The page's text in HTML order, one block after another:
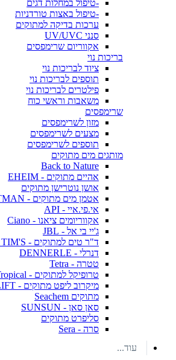
-טיפול במחלות דגים
-טיפול באצות טורדניות
ערכות בדיקה למתוקים
סנני UV/UVC
אקווריום שרימפסים
בריכות נוי
ציוד לבריכות נוי
תוספים לבריכות נוי
פילטרים לבריכות נוי
משאבות וראשי כוח
שרימפסים
מזון לשרימפסים
מצעים לשרימפסים
תוספים לשרימפסים
מותגים מים מתוקים
Back to Nature
אהיים מתוקים - EHEIM
אושן נוטרישן מתוקים
אטמן מים מתוקים - ATMAN
אי.פי.איי - API
אקווריומים ציאנו - Ciano
ג'יי בי אל - JBL
ד"ר טים למתוקים - DR. TIM'S
דנרלי - DENNERLE
טטרה - Tetra
טרופיקל למתוקים - Tropical
מיקרוב ליפט מתוקים - MICROBE LIFT
מתוקים Seachem
סאן סאן - SUNSUN
סליפרט מתוקים
סרה - Sera
עוד...